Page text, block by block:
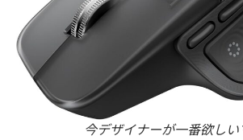
今デザイナーが一番欲し